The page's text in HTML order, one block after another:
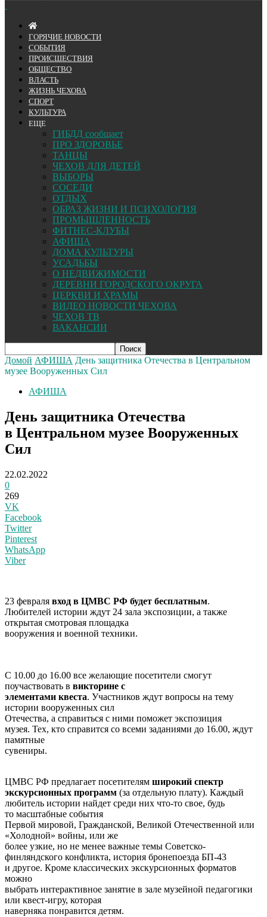
ГОРЯЧИЕ НОВОСТИ
СОБЫТИЯ
ПРОИСШЕСТВИЯ
ОБЩЕСТВО
ВЛАСТЬ
ЖИЗНЬ ЧЕХОВА
СПОРТ
КУЛЬТУРА
ЕЩЕ
ГИБДД сообщает
ПРО ЗДОРОВЬЕ
ТАНЦЫ
ЧЕХОВ ДЛЯ ДЕТЕЙ
ВЫБОРЫ
СОСЕДИ
ОТДЫХ
ОБРАЗ ЖИЗНИ И ПСИХОЛОГИЯ
ПРОМЫШЛЕННОСТЬ
ФИТНЕС-КЛУБЫ
АФИША
ДОМА КУЛЬТУРЫ
УСАДЬБЫ
О НЕДВИЖИМОСТИ
ДЕРЕВНИ ГОРОДСКОГО ОКРУГА
ЦЕРКВИ И ХРАМЫ
ВИДЕО НОВОСТИ ЧЕХОВА
ЧЕХОВ ТВ
ВАКАНСИИ
Домой АФИША День защитника Отечества в Центральном
музее Вооруженных Сил
АФИША
День защитника Отечества
в Центральном музее Вооруженных
Сил
22.02.2022
0
269
VK
Facebook
Twitter
Pinterest
WhatsApp
Viber
23 февраля вход в ЦМВС РФ будет бесплатным.
Любителей истории ждут 24 зала экспозиции, а также
открытая смотровая площадка
вооружения и военной техники.
С 10.00 до 16.00 все желающие посетители смогут
поучаствовать в викторине с
элементами квеста. Участников ждут вопросы на тему
истории вооруженных сил
Отечества, а справиться с ними поможет экспозиция
музея. Тех, кто справится со всеми заданиями до 16.00, ждут
памятные
сувениры.
ЦМВС РФ предлагает посетителям широкий спектр
экскурсионных программ (за отдельную плату). Каждый
любитель истории найдет среди них что-то свое, будь
то масштабные события
Первой мировой, Гражданской, Великой Отечественной или
«Холодной» войны, или же
более узкие, но не менее важные темы Советско-
финляндского конфликта, история бронепоезда БП-43
и другое. Кроме классических экскурсионных форматов
можно
выбрать интерактивное занятие в зале музейной педагогики
или квест-игру, которая
наверняка понравится детям.